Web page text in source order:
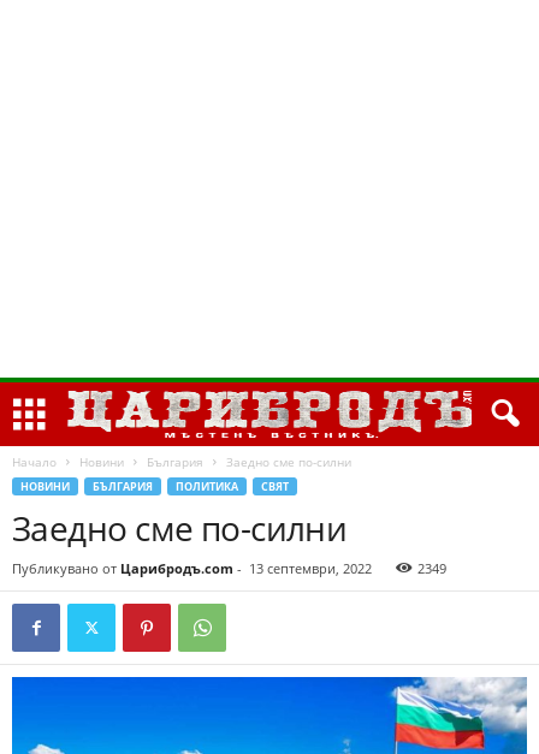
Начало Новини България Заедно сме по-силни
НОВИНИ БЪЛГАРИЯ ПОЛИТИКА СВЯТ
Заедно сме по-силни
Публикувано от Царибродъ.com - 13 септември, 2022 2349